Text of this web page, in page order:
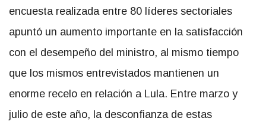
encuesta realizada entre 80 líderes sectoriales
apuntó un aumento importante en la satisfacción
con el desempeño del ministro, al mismo tiempo
que los mismos entrevistados mantienen un
enorme recelo en relación a Lula. Entre marzo y
julio de este año, la desconfianza de estas